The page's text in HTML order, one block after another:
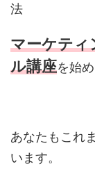
法
マーケティ
ル講座を始
あなたもこれ
います。